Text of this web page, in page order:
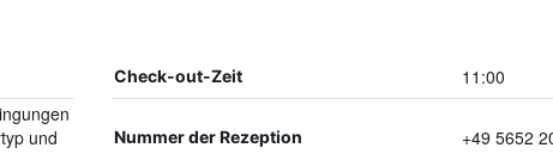
Check-out-Zeit 11:00
und
Nummer der Rezeption +49 5652